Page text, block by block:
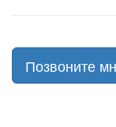
Позвоните